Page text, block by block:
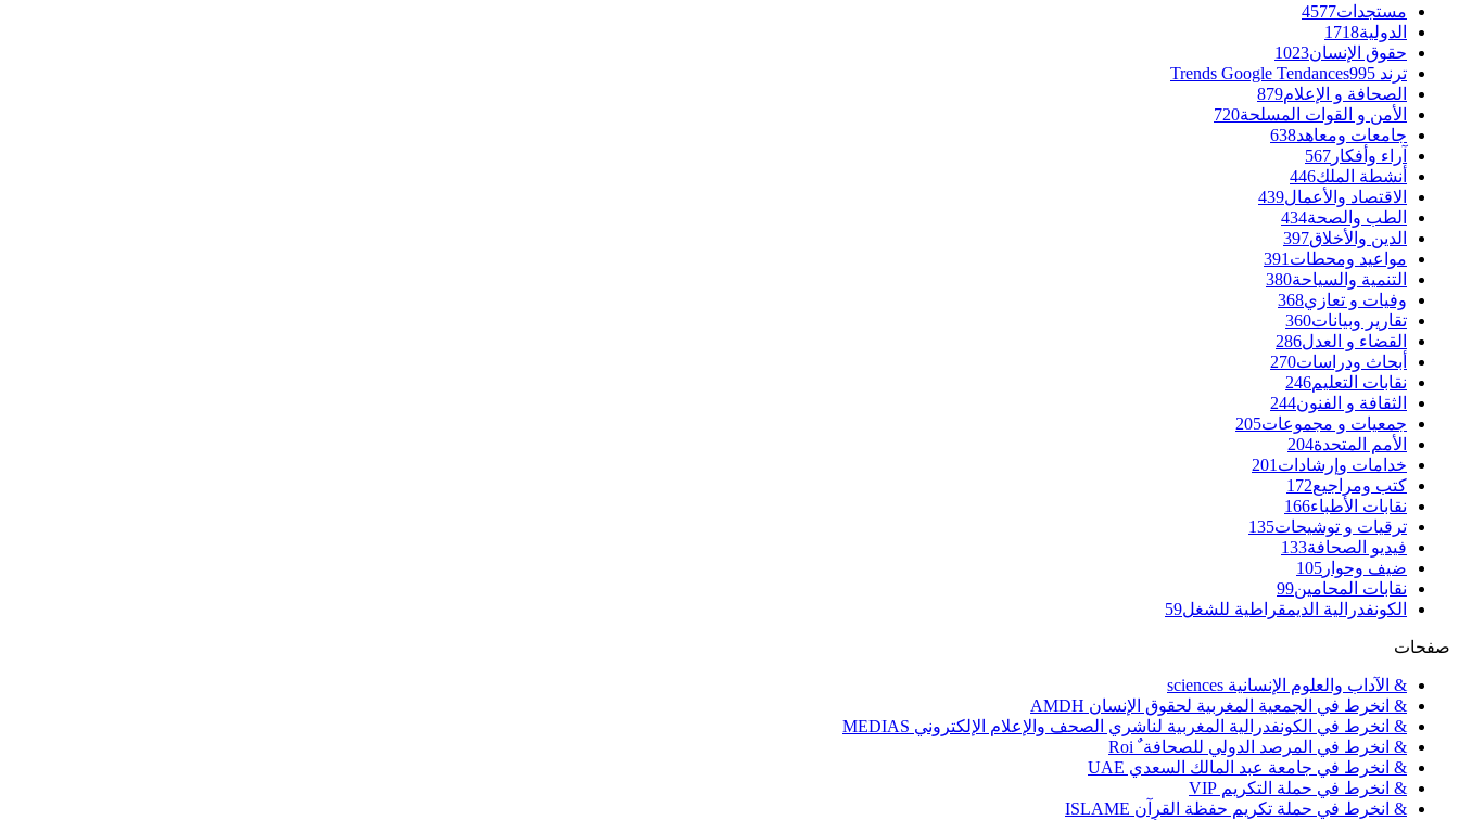
مستجدات4577
الدولية1718
حقوق الإنسان1023
ترند Trends Google Tendances 995
الصحافة و الإعلام879
الأمن و القوات المسلحة720
جامعات ومعاهد638
آراء وأفكار 567
أنشطة الملك446
الاقتصاد والأعمال439
الطب والصحة434
الدين والأخلاق397
مواعيد ومحطات 391
التنمية والسياحة380
وفيات و تعازي368
تقارير وبيانات360
القضاء و العدل286
أبحاث ودراسات270
نقابات التعليم246
الثقافة و الفنون244
جمعيات و مجموعات205
الأمم المتحدة204
خدامات وإرشادات 201
كتب ومراجيع172
نقابات الأطباء166
ترقيات و توشيحات135
فيديو الصحافة133
ضيف وحوار 105
نقابات المحامين99
الكونفدرالية الديمقراطية للشغل59
صفحات
& الآداب والعلوم الإنسانية sciences
& انخرط في الجمعية المغربية لحقوق الإنسان AMDH
& انخرط في الكونفدرالية المغربية لناشري الصحف والإعلام الإلكتروني MEDIAS
& انخرط في المرصد الدولي للصحافة ٌ Roi
& انخرط في جامعة عبد المالك السعدي UAE
& انخرط في حملة التكريم VIP
& انخرط في حملة تكريم حفظة القرآن ISLAME